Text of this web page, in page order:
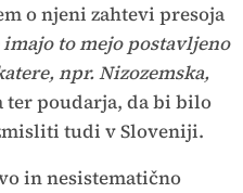
o njeni zahtevi presoja
to mejo postavljeno
npr. Nizozemska,
ter poudarja, da bi bilo
tudi v Sloveniji.
in nesistematično